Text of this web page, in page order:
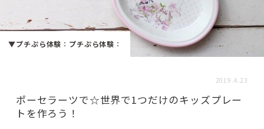
HAREL HAREL
活用事例
fleXe
▼プチぷら体験 ： プチぷら体験 ：
2019.4.23
ポーセラーツで☆世界で1つだけのキッズプレー
トを作ろう！